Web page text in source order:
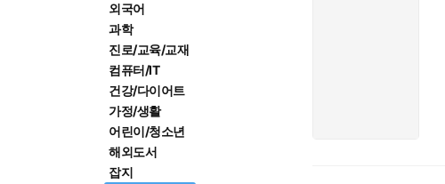
외국어
과학
진로/교육/교재
컴퓨터/IT
건강/다이어트
가정/생활
어린이/청소년
해외도서
잡지